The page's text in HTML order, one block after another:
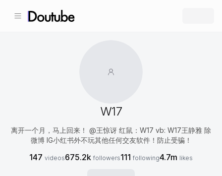
W17
离开一个月，马上回来！ @王惊讶 红鼠：W17 vb: W17王静雅 除
微博 IG小红书外不玩其他任何交友软件！防止受骗！
147 videos675.2k followers111 following4.7m likes